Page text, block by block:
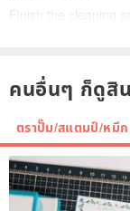
Finish the cleaning
the stamp to avoid
When dust is
cleaned with water.
[Storage Seal]
Please put the
คนอื่นๆ ก็ดูสิ
ตราปั๊ม/สแตมป์/หมึก